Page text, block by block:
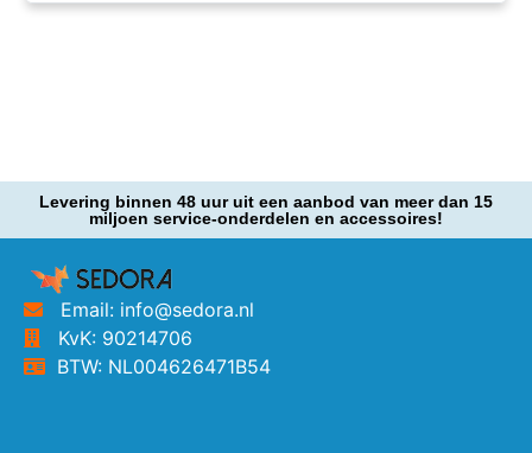
Levering binnen 48 uur uit een aanbod van meer dan 15
miljoen service-onderdelen en accessoires!
Email: info@sedora.nl
KvK: 90214706
BTW: NL004626471B54